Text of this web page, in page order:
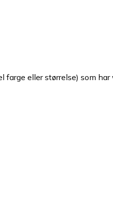
eller størrelse) som